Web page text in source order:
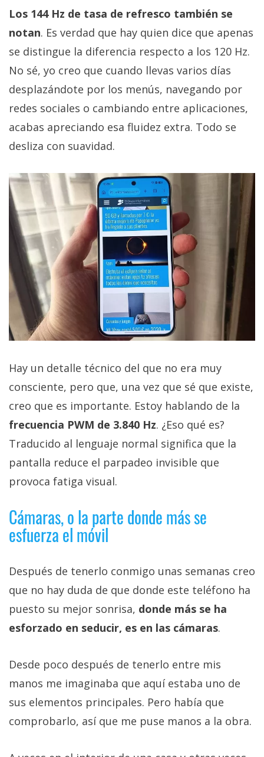
Los 144 Hz de tasa de refresco también se
notan. Es verdad que hay quien dice que apenas
se distingue la diferencia respecto a los 120 Hz.
No sé, yo creo que cuando llevas varios días
desplazándote por los menús, navegando por
redes sociales o cambiando entre aplicaciones,
acabas apreciando esa fluidez extra. Todo se
desliza con suavidad.
Hay un detalle técnico del que no era muy
consciente, pero que, una vez que sé que existe,
creo que es importante. Estoy hablando de la
frecuencia PWM de 3.840 Hz. ¿Eso qué es?
Traducido al lenguaje normal significa que la
pantalla reduce el parpadeo invisible que
provoca fatiga visual.
Cámaras, o la parte donde más se
esfuerza el móvil
Después de tenerlo conmigo unas semanas creo
que no hay duda de que donde este teléfono ha
puesto su mejor sonrisa, donde más se ha
esforzado en seducir, es en las cámaras.
Desde poco después de tenerlo entre mis
manos me imaginaba que aquí estaba uno de
sus elementos principales. Pero había que
comprobarlo, así que me puse manos a la obra.